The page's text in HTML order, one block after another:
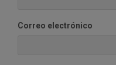
Correo electrónico